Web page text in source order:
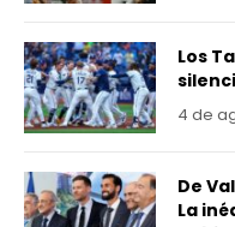
Los
4 de
De
La